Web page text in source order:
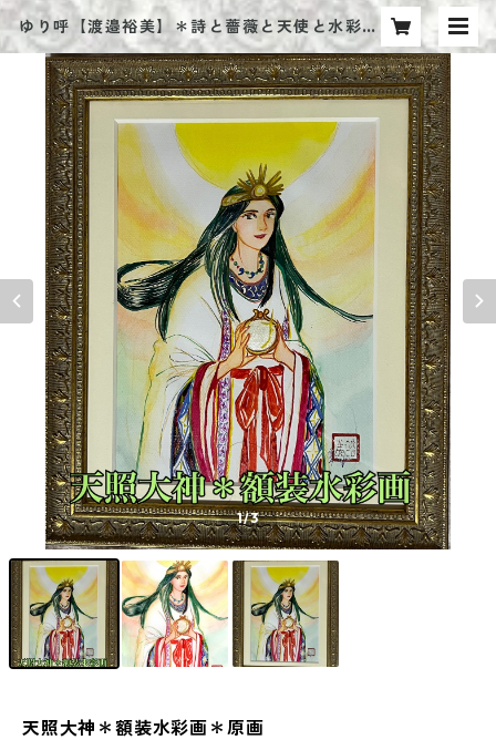
ゆり呼【渡邉裕美】＊詩と薔薇と天使と水彩画
＊ アートショップ
1/3
天照大神＊額装水彩画＊原画